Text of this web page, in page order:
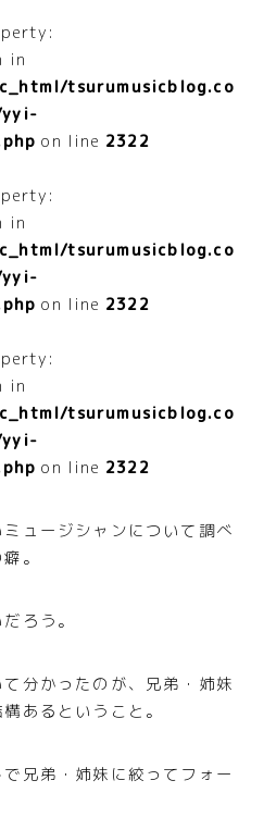
in
tsurumusicblog.co
on line 2322
in
tsurumusicblog.co
on line 2322
in
tsurumusicblog.co
on line 2322
ュージシャンについて調べ
。
ろう。
分かったのが、兄弟・姉妹
あるということ。
兄弟・姉妹に絞ってフォー